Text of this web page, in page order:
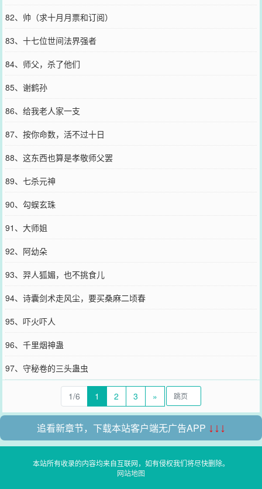
82、帅（求十月月票和订阅）
83、十七位世间法界强者
84、师父，杀了他们
85、谢鹤孙
86、给我老人家一支
87、按你命数，活不过十日
88、这东西也算是孝敬师父罢
89、七杀元神
90、勾蜈玄珠
91、大师姐
92、阿幼朵
93、羿人狐媚，也不挑食儿
94、诗囊剑术走风尘，要买桑麻二顷春
95、吓火吓人
96、千里烟神蛊
97、守秘卷的三头蛊虫
1/6 1 2 3 »
追看新章节，下载本站客户端无广告APP ↓↓↓
本站所有收录的内容均来自互联网，如有侵权我们将尽快删除。
网站地图